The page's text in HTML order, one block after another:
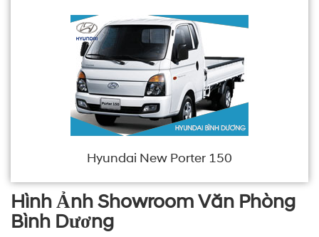
Hyundai New Porter 150
Hình Ảnh Showroom Văn Phòng
Bình Dương